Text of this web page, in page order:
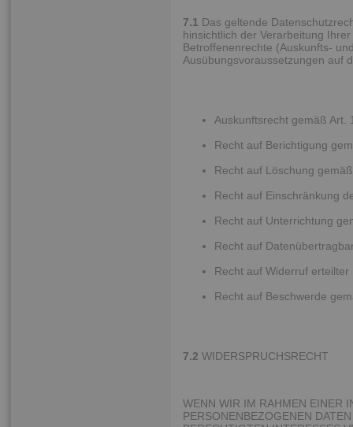
7.1 Das geltende
hinsichtlich der Verarbeitung
Betroffenenrechte (Auskunfts-
Ausübungsvoraussetzungen auf
Auskunftsrecht gemäß Art.
Recht auf Berichtigung
Recht auf Löschung
Recht auf Einschränkung
Recht auf Unterrichtung
Recht auf
Recht auf Widerruf
Recht auf Beschwerde
7.2 WIDERSPRUCHSRECHT
WENN WIR IM RAHMEN EINER
PERSONENBEZOGENEN